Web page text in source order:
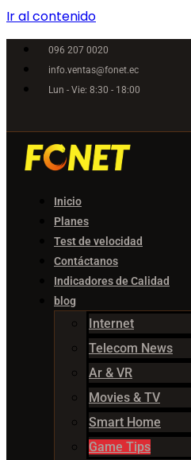
Ir al contenido
096 207 0020
info.ventas@fonet.ec
Lun - Vie: 8:30 - 18:00
Inicio
Planes
Test de velocidad
Contáctanos
Indicadores de Calidad
blog
Internet
Telecom News
Ar & VR
Movies & TV
Smart Home
Game Tips